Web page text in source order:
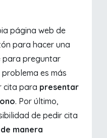
página web de
para hacer una
para preguntar
es más
cita para presentar
. Por último,
de pedir cita
manera